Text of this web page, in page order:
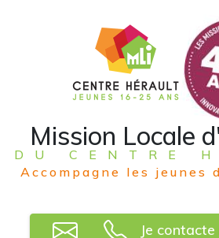
Mission Locale
DU CENTRE
Accompagne les jeunes
Je